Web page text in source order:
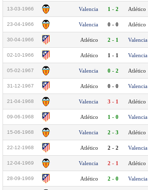
13-03-1966 Valencia 1 - 2 Atlético
23-04-1966 Valencia 0 - 0 Atlético
30-04-1966 Atlético 2 - 1 Valencia
02-10-1966 Atlético 1 - 1 Valencia
05-02-1967 Valencia 0 - 2 Atlético
31-12-1967 Atlético 0 - 0 Valencia
21-04-1968 Valencia 3 - 1 Atlético
09-06-1968 Atlético 1 - 0 Valencia
15-06-1968 Valencia 2 - 3 Atlético
22-12-1968 Atlético 2 - 2 Valencia
12-04-1969 Valencia 2 - 1 Atlético
28-09-1969 Atlético 2 - 0 Valencia